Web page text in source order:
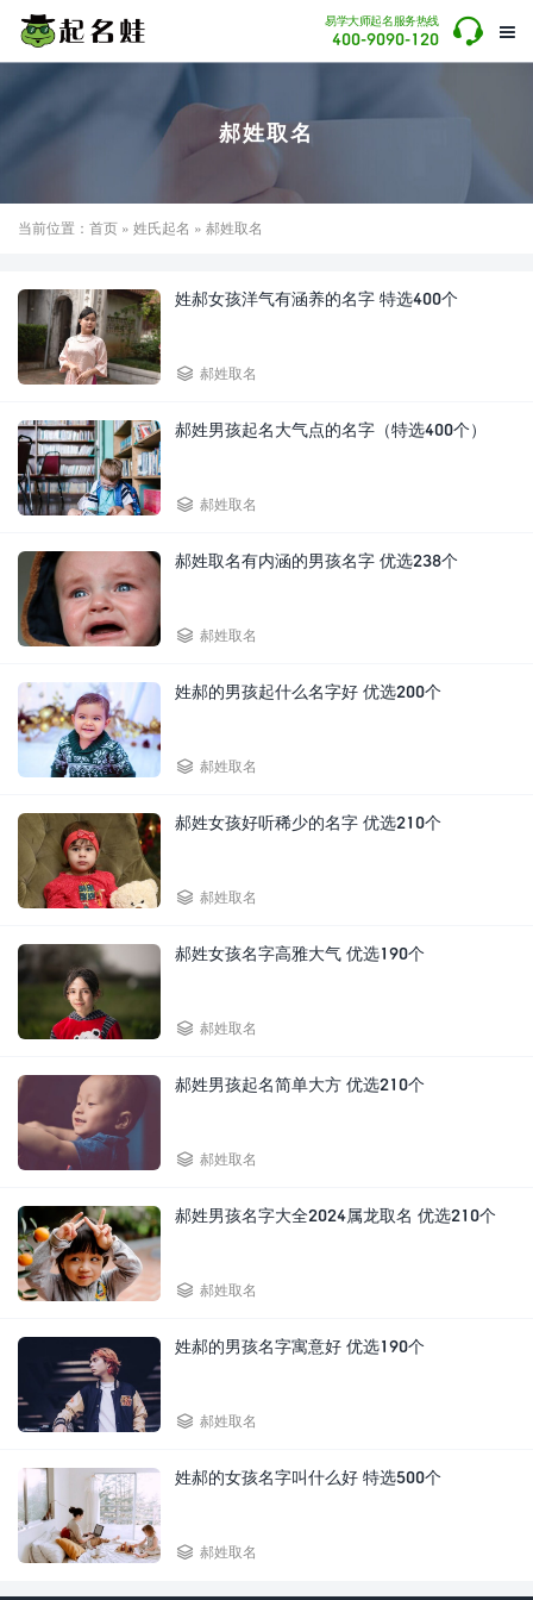

易学大师起名服务热线
400-9090-120 
郝姓取名
当前位置： 首页 » 姓氏起名 » 郝姓取名
姓郝女孩洋气有涵养的名字 特选400个
 郝姓取名
郝姓男孩起名大气点的名字（特选400个）
 郝姓取名
郝姓取名有内涵的男孩名字 优选238个
 郝姓取名
姓郝的男孩起什么名字好 优选200个
 郝姓取名
郝姓女孩好听稀少的名字 优选210个
 郝姓取名
郝姓女孩名字高雅大气 优选190个
 郝姓取名
郝姓男孩起名简单大方 优选210个
 郝姓取名
郝姓男孩名字大全2024属龙取名 优选210个
 郝姓取名
姓郝的男孩名字寓意好 优选190个
 郝姓取名
姓郝的女孩名字叫什么好 特选500个
 郝姓取名